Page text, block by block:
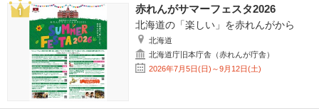
赤れんがサマーフェスタ2026
北海道の「楽しい」を赤れんがから
北海道
北海道庁旧本庁舎（赤れんが庁舎）
2026年7月5日(日)～9月12日(土)